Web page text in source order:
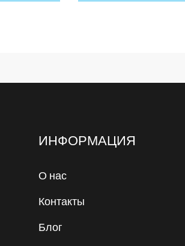
ИНФОРМАЦИЯ
О нас
Контакты
Блог